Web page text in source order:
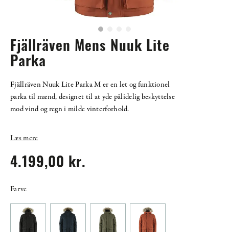
Fjällräven Mens Nuuk Lite
Parka
Fjällräven Nuuk Lite Parka M er en let og funktionel
parka til mænd, designet til at yde pålidelig beskyttelse
mod vind og regn i milde vinterforhold.
Læs mere
4.199,00 kr.
Farve